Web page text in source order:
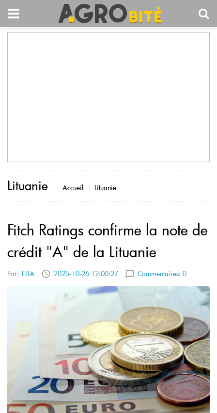
Lituanie Accueil Lituanie
Fitch Ratings confirme la note de
crédit "A" de la Lituanie
Par: ELTA 2025-10-26 12:00:27 Commentaires: 0